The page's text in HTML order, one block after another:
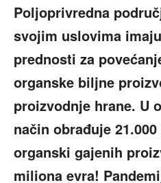
Poljoprivredna
svojim uslovima
prednosti za
organske biljne
proizvodnje hrane. U
način obrađuje
organski gajenih
miliona evra!